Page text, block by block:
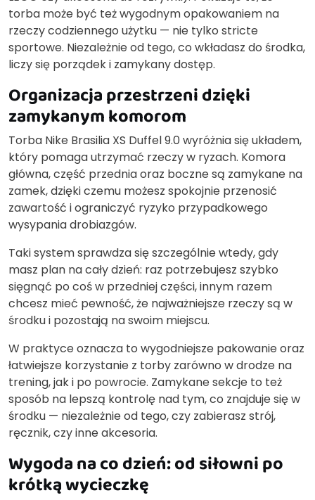
torba może być też wygodnym opakowaniem na
rzeczy codziennego użytku — nie tylko stricte
sportowe. Niezależnie od tego, co wkładasz do środka,
liczy się porządek i zamykany dostęp.
Organizacja przestrzeni dzięki
zamykanym komorom
Torba Nike Brasilia XS Duffel 9.0 wyróżnia się układem,
który pomaga utrzymać rzeczy w ryzach. Komora
główna, część przednia oraz boczne są zamykane na
zamek, dzięki czemu możesz spokojnie przenosić
zawartość i ograniczyć ryzyko przypadkowego
wysypania drobiazgów.
Taki system sprawdza się szczególnie wtedy, gdy
masz plan na cały dzień: raz potrzebujesz szybko
sięgnąć po coś w przedniej części, innym razem
chcesz mieć pewność, że najważniejsze rzeczy są w
środku i pozostają na swoim miejscu.
W praktyce oznacza to wygodniejsze pakowanie oraz
łatwiejsze korzystanie z torby zarówno w drodze na
trening, jak i po powrocie. Zamykane sekcje to też
sposób na lepszą kontrolę nad tym, co znajduje się w
środku — niezależnie od tego, czy zabierasz strój,
ręcznik, czy inne akcesoria.
Wygoda na co dzień: od siłowni po
krótką wycieczkę